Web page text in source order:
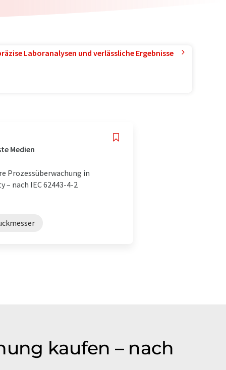
Laboranalysen und verlässliche Ergebnisse
Medien
Prozessüberwachung in
nach IEC 62443-4-2
kaufen – nach